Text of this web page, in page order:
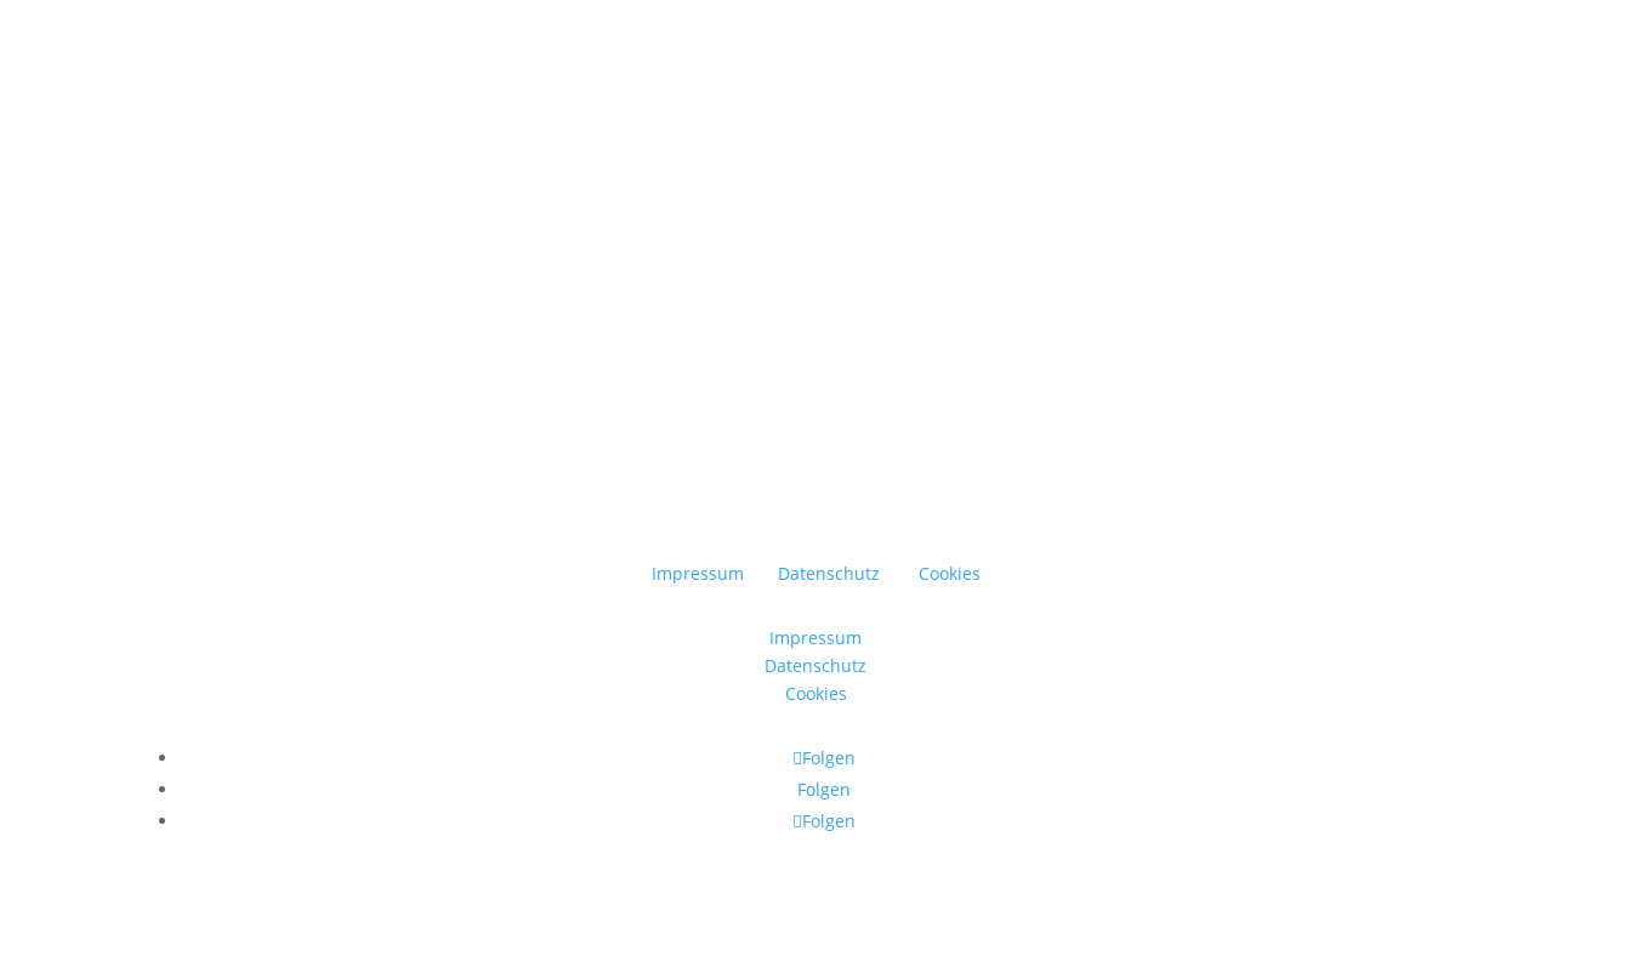
Impressum Datenschutz Cookies
Impressum
Datenschutz
Cookies
Folgen
Folgen
Folgen